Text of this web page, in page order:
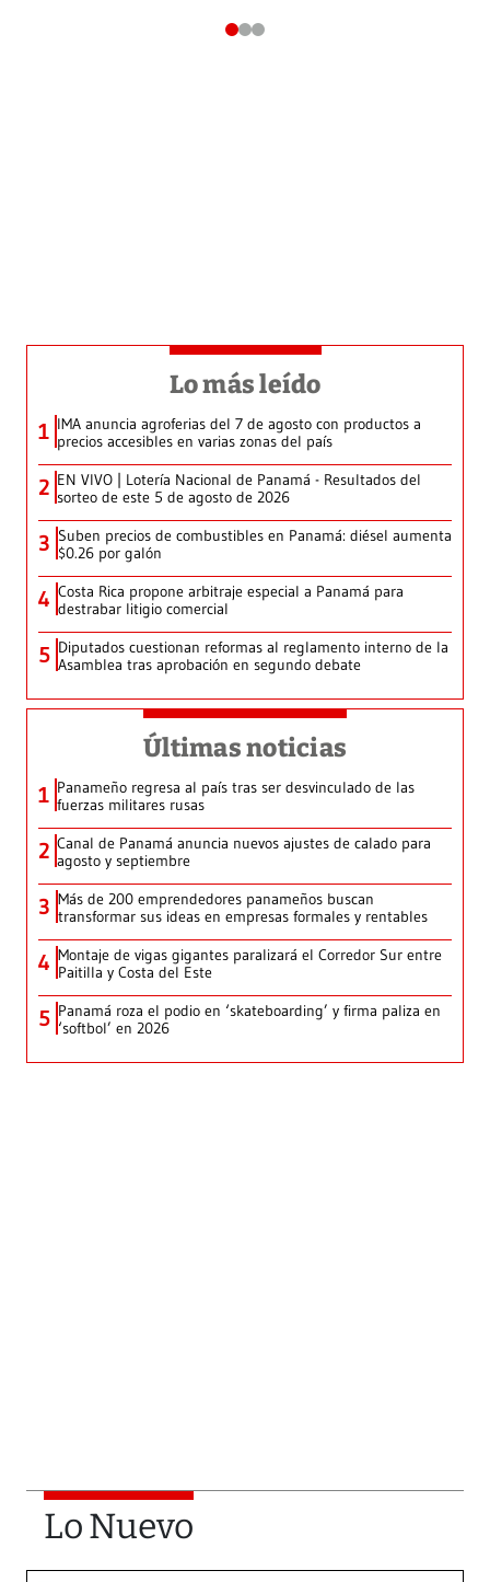
Lo más leído
1 IMA anuncia agroferias del 7 de agosto con productos a
precios accesibles en varias zonas del país
2 EN VIVO | Lotería Nacional de Panamá - Resultados del
sorteo de este 5 de agosto de 2026
3 Suben precios de combustibles en Panamá: diésel aumenta
$0.26 por galón
4 Costa Rica propone arbitraje especial a Panamá para
destrabar litigio comercial
5 Diputados cuestionan reformas al reglamento interno de la
Asamblea tras aprobación en segundo debate
Últimas noticias
1 Panameño regresa al país tras ser desvinculado de las
fuerzas militares rusas
2 Canal de Panamá anuncia nuevos ajustes de calado para
agosto y septiembre
3 Más de 200 emprendedores panameños buscan
transformar sus ideas en empresas formales y rentables
4 Montaje de vigas gigantes paralizará el Corredor Sur entre
Paitilla y Costa del Este
5 Panamá roza el podio en ‘skateboarding’ y firma paliza en
‘softbol’ en 2026
Lo Nuevo